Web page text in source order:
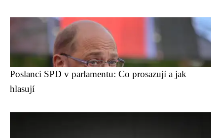
Poslanci SPD v parlamentu: Co prosazují a jak
hlasují